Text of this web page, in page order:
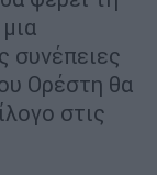
συνέπειες
Ορέστη θα
στις